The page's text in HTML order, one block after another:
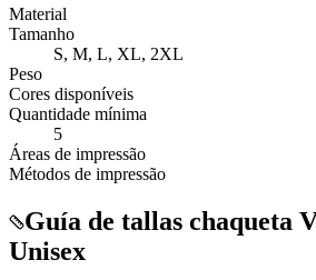
Material
Tamanho
S, M, L, XL, 2XL
Peso
Cores disponíveis
Quantidade mínima
5
Áreas de impressão
Métodos de impressão
Guía de tallas chaqueta
Unisex